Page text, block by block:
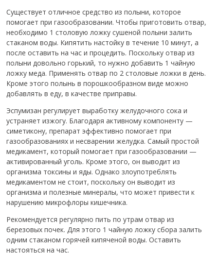
Существует отличное средство из полыни, которое
помогает при газообразовании. Чтобы приготовить отвар,
необходимо 1 столовую ложку сушеной полыни залить
стаканом воды. Кипятить настойку в течение 10 минут, а
после оставить на час и процедить. Поскольку отвар из
полыни довольно горький, то нужно добавить 1 чайную
ложку меда. Применять отвар по 2 столовые ложки в день.
Кроме этого полынь в порошкообразном виде можно
добавлять в еду, в качестве приправы.
Эспумизан регулирует выработку желудочного сока и
устраняет изжогу. Благодаря активному компоненту —
симетикону, препарат эффективно помогает при
газообразованиях и несварении желудка. Самый простой
медикамент, который помогает при газообразовании —
активированный уголь. Кроме этого, он выводит из
организма токсины и яды. Однако злоупотреблять
медикаментом не стоит, поскольку он выводит из
организма и полезные минералы, что может привести к
нарушению микрофлоры кишечника.
Рекомендуется регулярно пить по утрам отвар из
березовых почек. Для этого 1 чайную ложку сбора залить
одним стаканом горячей кипяченой воды. Оставить
настояться на час.